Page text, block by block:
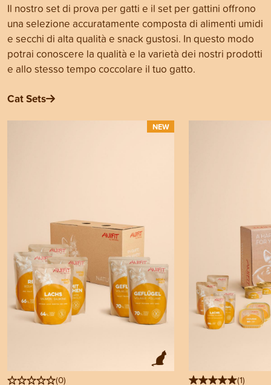
Il nostro set di prova per gatti e il set per gattini offrono
una selezione accuratamente composta di alimenti umidi
e secchi di alta qualità e snack gustosi. In questo modo
potrai conoscere la qualità e la varietà dei nostri prodotti
e allo stesso tempo coccolare il tuo gatto.
Cat Sets
NEW
(0)
(1)